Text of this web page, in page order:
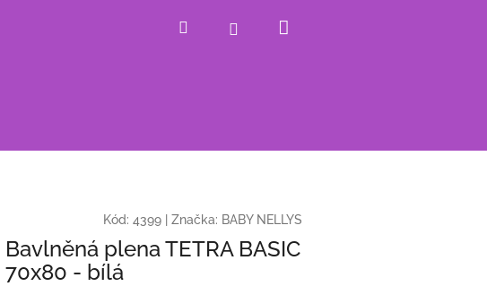
Hledat Přihlášení
Kód: 4399 Značka: BABY NELLYS
Bavlněná plena TETRA BASIC
70x80 - bílá